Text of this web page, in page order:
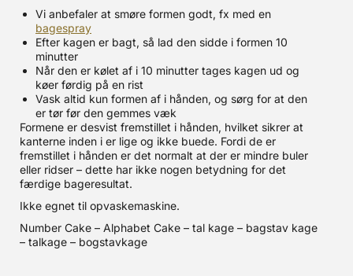
Vi anbefaler at smøre formen godt, fx med en
bagespray
Efter kagen er bagt, så lad den sidde i formen 10
minutter
Når den er kølet af i 10 minutter tages kagen ud og
køer førdig på en rist
Vask altid kun formen af i hånden, og sørg for at den
er tør før den gemmes væk
Formene er desvist fremstillet i hånden, hvilket sikrer at
kanterne inden i er lige og ikke buede. Fordi de er
fremstillet i hånden er det normalt at der er mindre buler
eller ridser – dette har ikke nogen betydning for det
færdige bageresultat.
Ikke egnet til opvaskemaskine.
Number Cake – Alphabet Cake – tal kage – bagstav kage
– talkage – bogstavkage